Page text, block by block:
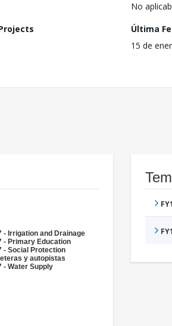
No
Última
15 de
- Irrigation and Drainage
- Primary Education
- Social Protection
y autopistas
- Water Supply